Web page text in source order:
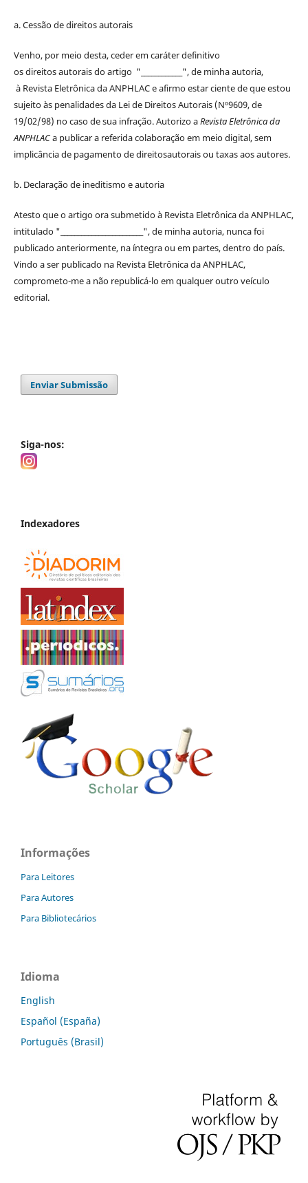
a. Cessão dedireitosautorais
Venho, por meio desta, ceder em caráter definitivo
osdireitosautoraisdo artigo "____________", de minha autoria,
à Revista Eletrônica da ANPHLACe afirmo estar ciente de que estou
sujeito às penalidades da Lei de DireitosAutorais(Nº9609, de
19/02/98) no caso de sua infração. Autorizo aRevista Eletrônica da
ANPHLACa publicar a referida colaboração em meio digital, sem
implicância de pagamento dedireitosautoraisou taxas aos autores.
b. Declaração de ineditismo e autoria
Atesto que o artigo ora submetido à Revista Eletrônica da ANPHLAC,
intitulado "________________________", de minha autoria, nunca foi
publicado anteriormente, na íntegra ou em partes, dentrodo país.
Vindo a ser publicado na Revista Eletrônica da ANPHLAC,
comprometo-me a não republicá-lo em qualquer outro veículo
editorial.
Enviar Submissão
Siga-nos:
Indexadores
Informações
Para Leitores
Para Autores
Para Bibliotecários
Idioma
English
Español (España)
Português (Brasil)